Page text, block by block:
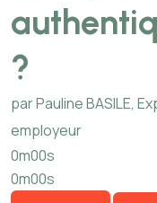
?
par Pauline BASILE,
employeur
0m00s
0m00s